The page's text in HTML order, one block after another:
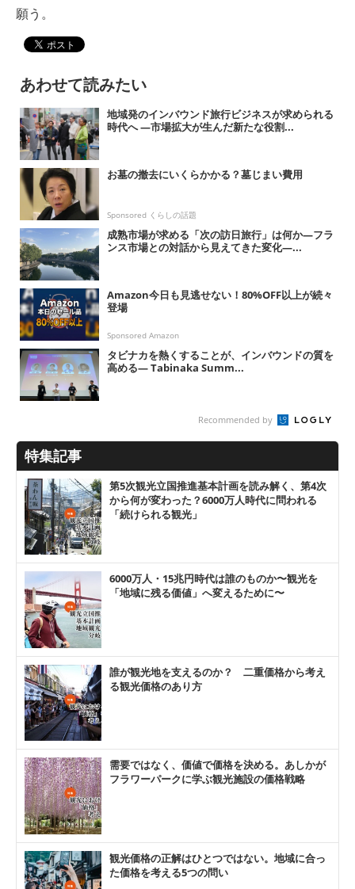
願う。
あわせて読みたい
地域発のインバウンド旅行ビジネスが求められる
時代へ ―市場拡大が生んだ新たな役割...
お墓の撤去にいくらかかる？墓じまい費用
Sponsored くらしの話題
成熟市場が求める「次の訪日旅行」は何か―フラ
ンス市場との対話から見えてきた変化―...
Amazon今日も見逃せない！80%OFF以上が続々
登場
Sponsored Amazon
タビナカを熱くすることが、インバウンドの質を
高める― Tabinaka Summ...
Recommended by
特集記事
第5次観光立国推進基本計画を読み解く、第4次
から何が変わった？6000万人時代に問われる
「続けられる観光」
6000万人・15兆円時代は誰のものか〜観光を
「地域に残る価値」へ変えるために〜
誰が観光地を支えるのか？ 二重価格から考え
る観光価格のあり方
需要ではなく、価値で価格を決める。あしかが
フラワーパークに学ぶ観光施設の価格戦略
観光価格の正解はひとつではない。地域に合っ
た価格を考える5つの問い